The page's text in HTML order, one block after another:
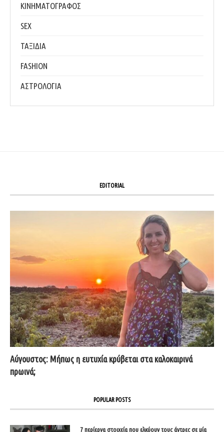
ΚΙΝΗΜΑΤΟΓΡΑΦΟΣ
SEX
ΤΑΞΙΔΙΑ
FASHION
ΑΣΤΡΟΛΟΓΙΑ
EDITORIAL
Αύγουστος: Μήπως η ευτυχία κρύβεται στα καλοκαιρινά
πρωινά;
POPULAR POSTS
7 περίεργα στοιχεία που ελκύουν τους άντρες σε μία